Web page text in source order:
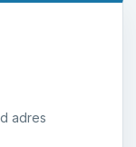
adres